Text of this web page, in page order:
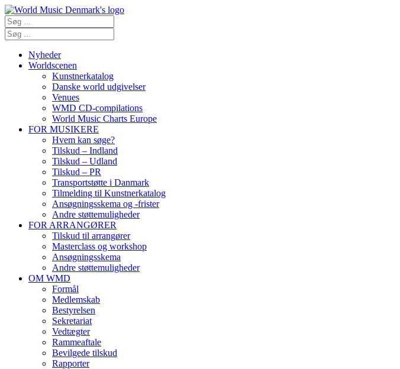
Nyheder
Worldscenen
Kunstnerkatalog
Danske world udgivelser
Venues
WMD CD-compilations
World Music Charts Europe
FOR MUSIKERE
Hvem kan søge?
Tilskud – Indland
Tilskud – Udland
Tilskud – PR
Transportstøtte i Danmark
Tilmelding til Kunstnerkatalog
Ansøgningsskema og -frister
Andre støttemuligheder
FOR ARRANGØRER
Tilskud til arrangører
Masterclass og workshop
Ansøgningsskema
Andre støttemuligheder
OM WMD
Formål
Medlemskab
Bestyrelsen
Sekretariat
Vedtægter
Rammeaftale
Bevilgede tilskud
Rapporter